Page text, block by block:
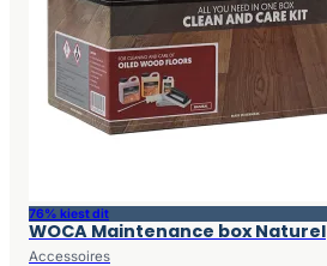
76% kiest dit
WOCA Maintenance box Naturel
Accessoires